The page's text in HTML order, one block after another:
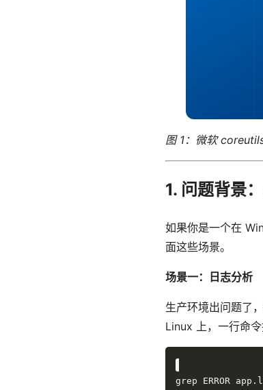
图 1：微软
1. 问题背景
如果你是一个在
面这些场景。
场景一：日志分析
生产环境出问题了
Linux 上，一行命令
grep ERROR